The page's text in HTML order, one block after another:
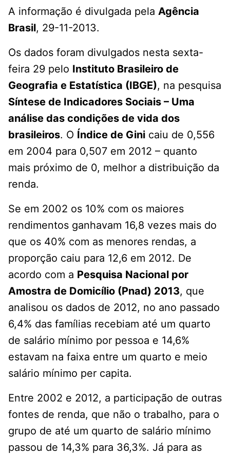
A informação é divulgada pela Agência
Brasil, 29-11-2013.
Os dados foram divulgados nesta sexta-
feira 29 pelo Instituto Brasileiro de
Geografia e Estatística (IBGE), na pesquisa
Síntese de Indicadores Sociais – Uma
análise das condições de vida dos
brasileiros. O Índice de Gini caiu de 0,556
em 2004 para 0,507 em 2012 – quanto
mais próximo de 0, melhor a distribuição da
renda.
Se em 2002 os 10% com os maiores
rendimentos ganhavam 16,8 vezes mais do
que os 40% com as menores rendas, a
proporção caiu para 12,6 em 2012. De
acordo com a Pesquisa Nacional por
Amostra de Domicílio (Pnad) 2013, que
analisou os dados de 2012, no ano passado
6,4% das famílias recebiam até um quarto
de salário mínimo por pessoa e 14,6%
estavam na faixa entre um quarto e meio
salário mínimo per capita.
Entre 2002 e 2012, a participação de outras
fontes de renda, que não o trabalho, para o
grupo de até um quarto de salário mínimo
passou de 14,3% para 36,3%. Já para as